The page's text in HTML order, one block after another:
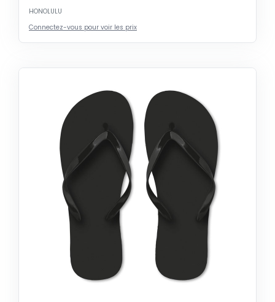
HONOLULU
Connectez-vous pour voir les prix